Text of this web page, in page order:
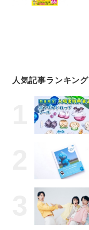
人気記事ランキング